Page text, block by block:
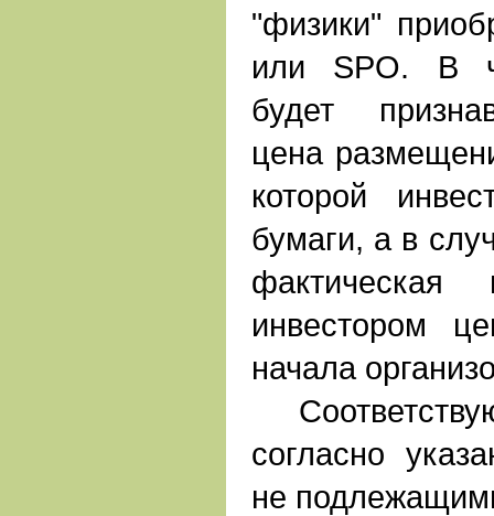
"физики"
или SPO. В
будет
цена
которой
бумаги, а в
фактическая
инвестором
начала
согласно
не